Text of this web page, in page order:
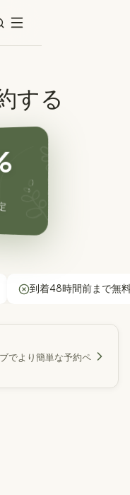
する
到着48時間前まで無
でより簡単な予約ペ